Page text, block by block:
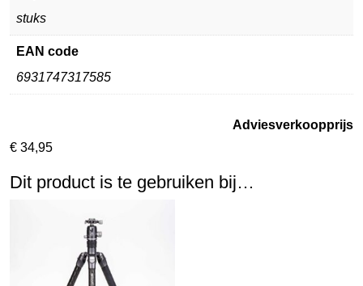
stuks
EAN code
6931747317585
Adviesverkoopprijs
€ 34,95
Dit product is te gebruiken bij…